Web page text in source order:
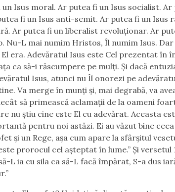
un Isus moral. Ar putea fi un Isus socialist. Ar
fi un Isus anti-semit. Ar putea fi un Isus
Ar putea fi un liberalist revoluţionar. Ar
Nu-L mai numim Hristos, Îl numim Isus.
El era. Adevăratul Isus este Cel prezentat în
ca să-i răscumpere pe mulţi. Şi dacă
Isus, atunci nu Îl onorezi pe
Va merge în munţi şi, mai degrabă, va
să primească aclamaţii de la oameni
nu ştiu cine este El cu adevărat. Aceasta
pentru noi astăzi. Ei au văzut bine ceea
şi un Rege, aşa cum apare la sfârşitul
prorocul cel aşteptat în lume.” Şi versetul
L ia cu sila ca să-L facă împărat, S-a dus